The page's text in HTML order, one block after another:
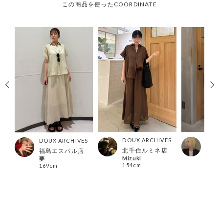
この商品を使ったCOORDINATE
DOUX ARCHIVES
福島エスパル店
夢
169cm
DOUX ARCHIVES
北千住ルミネ店
Mizuki
154cm